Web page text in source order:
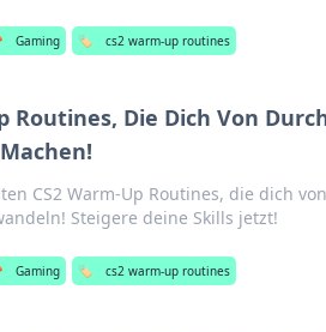
Gaming 🏷️ cs2 warm-up routines
Routines, Die Dich Von
CS2 Warm-Up Routines, die dich
Steigere deine Skills jetzt!
Gaming 🏷️ cs2 warm-up routines